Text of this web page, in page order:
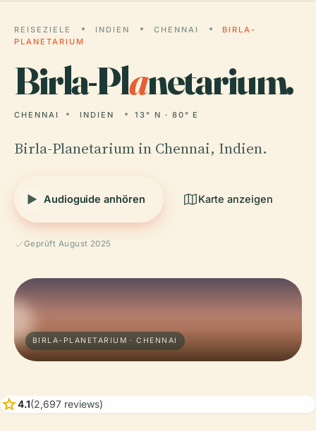
REISEZIELE INDIEN CHENNAI
BIRLA-
PLANETARIUM
Birla-Planetarium.
CHENNAI INDIEN 13° N · 80° E
Birla-Planetarium in Chennai, Indien.
Audioguide anhören Karte anzeigen
Geprüft August 2025
BIRLA-PLANETARIUM · CHENNAI
star4.1(2,697 reviews)